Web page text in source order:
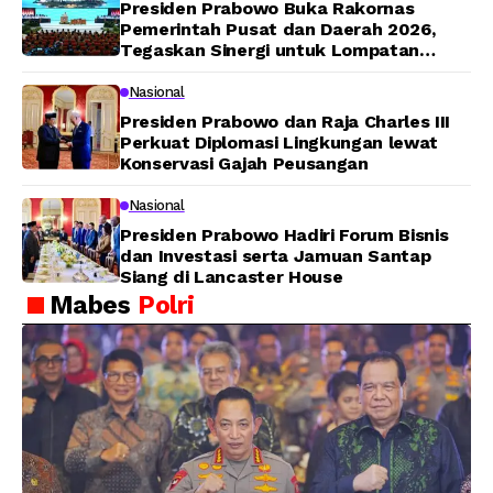
Presiden Prabowo Buka Rakornas
Pemerintah Pusat dan Daerah 2026,
Tegaskan Sinergi untuk Lompatan
Nasional
Presiden Prabowo dan Raja Charles III
Perkuat Diplomasi Lingkungan lewat
Konservasi Gajah Peusangan
Nasional
Presiden Prabowo Hadiri Forum Bisnis
dan Investasi serta Jamuan Santap
Siang di Lancaster House
Mabes Polri